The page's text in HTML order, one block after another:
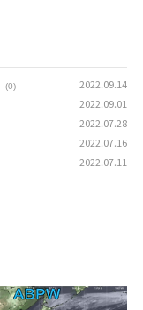
(0) 2022.09.14
2022.09.01
2022.07.28
2022.07.16
2022.07.11